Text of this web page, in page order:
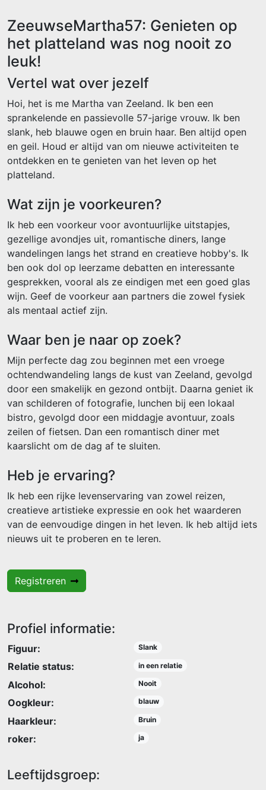
ZeeuwseMartha57: Genieten op
het platteland was nog nooit zo
leuk!
Vertel wat over jezelf
Hoi, het is me Martha van Zeeland. Ik ben een
sprankelende en passievolle 57-jarige vrouw. Ik ben
slank, heb blauwe ogen en bruin haar. Ben altijd open
en geil. Houd er altijd van om nieuwe activiteiten te
ontdekken en te genieten van het leven op het
platteland.
Wat zijn je voorkeuren?
Ik heb een voorkeur voor avontuurlijke uitstapjes,
gezellige avondjes uit, romantische diners, lange
wandelingen langs het strand en creatieve hobby's. Ik
ben ook dol op leerzame debatten en interessante
gesprekken, vooral als ze eindigen met een goed glas
wijn. Geef de voorkeur aan partners die zowel fysiek
als mentaal actief zijn.
Waar ben je naar op zoek?
Mijn perfecte dag zou beginnen met een vroege
ochtendwandeling langs de kust van Zeeland, gevolgd
door een smakelijk en gezond ontbijt. Daarna geniet ik
van schilderen of fotografie, lunchen bij een lokaal
bistro, gevolgd door een middagje avontuur, zoals
zeilen of fietsen. Dan een romantisch diner met
kaarslicht om de dag af te sluiten.
Heb je ervaring?
Ik heb een rijke levenservaring van zowel reizen,
creatieve artistieke expressie en ook het waarderen
van de eenvoudige dingen in het leven. Ik heb altijd iets
nieuws uit te proberen en te leren.
Registreren
Profiel informatie:
Figuur: Slank
Relatie status: in een relatie
Alcohol: Nooit
Oogkleur: blauw
Haarkleur: Bruin
roker: ja
Leeftijdsgroep: